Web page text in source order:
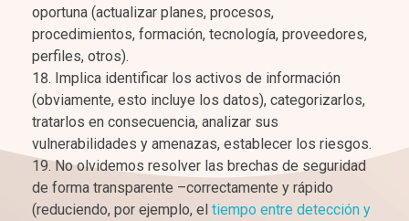
oportuna (actualizar planes, procesos,
procedimientos, formación, tecnología, proveedores,
perfiles, otros).
Implica identificar los activos de información
(obviamente, esto incluye los datos), categorizarlos,
tratarlos en consecuencia, analizar sus
vulnerabilidades y amenazas, establecer los riesgos.
No olvidemos resolver las brechas de seguridad
de forma transparente –correctamente y rápido
(reduciendo, por ejemplo, el tiempo entre detección y